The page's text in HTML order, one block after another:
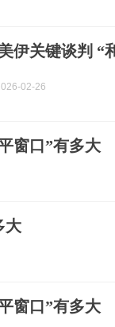
伊关键谈判 “
02-26
窗口”有多大
大
窗口”有多大